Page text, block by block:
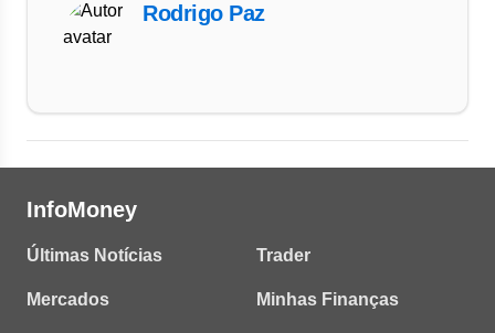
Rodrigo Paz
InfoMoney
Últimas Notícias
Mercados
Trader
Minhas Finanças